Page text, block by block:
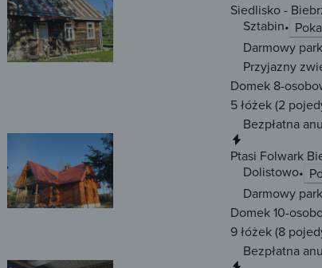
Siedlisko -
Sztabin
Darmowy
Przyjazny
Domek 8-
5 łóżek(2
Bezpłatna
Ptasi Folwark
Dolistowo
Darmowy
Domek 10-
9 łóżek(8
Bezpłatna